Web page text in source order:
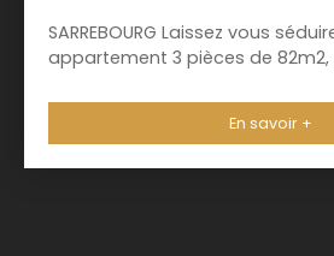
SARREBOURG Laissez vous
appartement 3 pièces de
Sarrebourg. Le logement est
cuisine équipée séparée du
En savoir +